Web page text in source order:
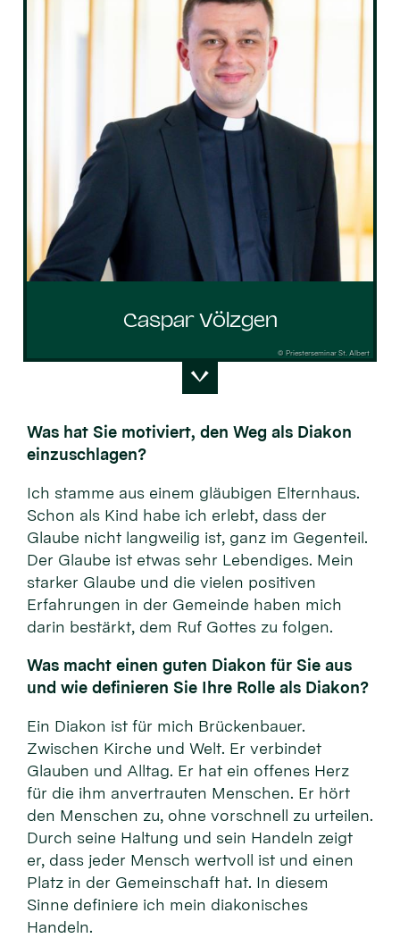
Caspar Völzgen
© Priesterseminar St. Albert
Was hat Sie motiviert, den Weg als Diakon
einzuschlagen?
Ich stamme aus einem gläubigen Elternhaus.
Schon als Kind habe ich erlebt, dass der
Glaube nicht langweilig ist, ganz im Gegenteil.
Der Glaube ist etwas sehr Lebendiges. Mein
starker Glaube und die vielen positiven
Erfahrungen in der Gemeinde haben mich
darin bestärkt, dem Ruf Gottes zu folgen.
Was macht einen guten Diakon für Sie aus
und wie definieren Sie Ihre Rolle als Diakon?
Ein Diakon ist für mich Brückenbauer.
Zwischen Kirche und Welt. Er verbindet
Glauben und Alltag. Er hat ein offenes Herz
für die ihm anvertrauten Menschen. Er hört
den Menschen zu, ohne vorschnell zu urteilen.
Durch seine Haltung und sein Handeln zeigt
er, dass jeder Mensch wertvoll ist und einen
Platz in der Gemeinschaft hat. In diesem
Sinne definiere ich mein diakonisches
Handeln.